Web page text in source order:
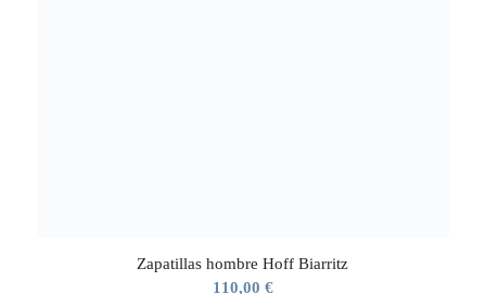
Zapatillas hombre Hoff Biarritz
110,00 €